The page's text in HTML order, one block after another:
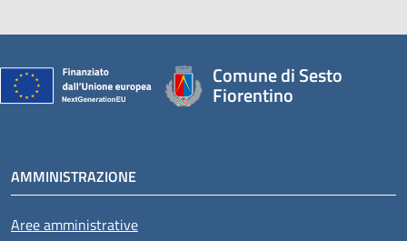
Comune di Sesto
Fiorentino
AMMINISTRAZIONE
Aree amministrative